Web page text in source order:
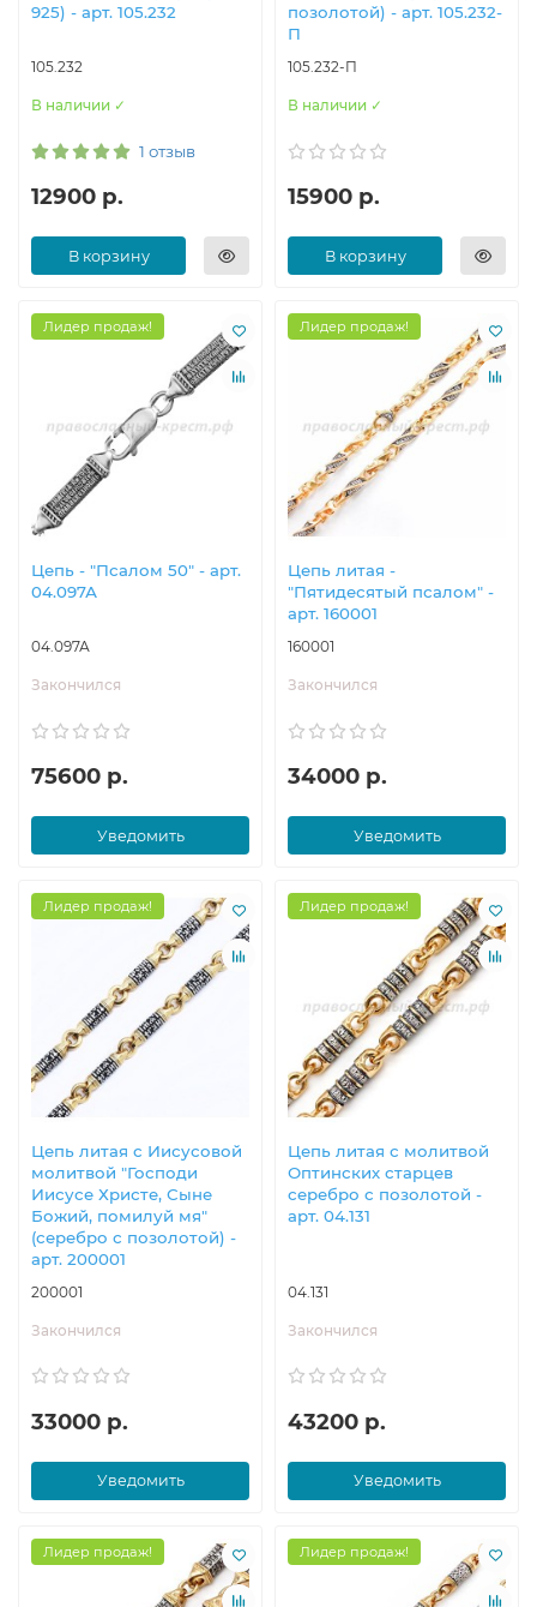
925) - арт. 105.232
105.232
В наличии ✓
1 отзыв
12900 р.
В корзину
позолотой) - арт. 105.232-
П
105.232-П
В наличии ✓
15900 р.
В корзину
Лидер продаж!
Цепь - "Псалом 50" - арт.
04.097А
04.097А
Закончился
75600 р.
Уведомить
Лидер продаж!
Цепь литая -
"Пятидесятый псалом" -
арт. 160001
160001
Закончился
34000 р.
Уведомить
Лидер продаж!
Цепь литая с Иисусовой
молитвой "Господи
Иисусе Христе, Сыне
Божий, помилуй мя"
(серебро с позолотой) -
арт. 200001
200001
Закончился
33000 р.
Уведомить
Лидер продаж!
Цепь литая с молитвой
Оптинских старцев
серебро с позолотой -
арт. 04.131
04.131
Закончился
43200 р.
Уведомить
Лидер продаж! Лидер продаж!